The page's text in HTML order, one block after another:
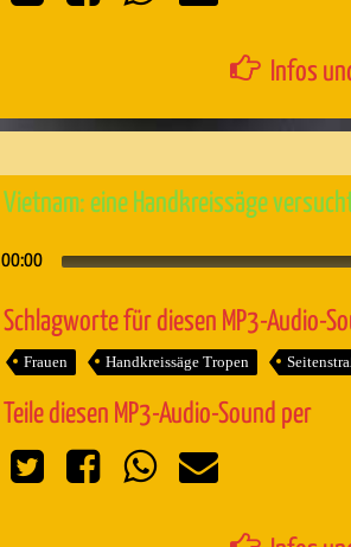
Infos
Vietnam: eine Handkreissäge
00:00
Schlagworte für diesen MP3-Audio-
Frauen Handkreissäge Tropen
Teile diesen MP3-Audio-Sound per